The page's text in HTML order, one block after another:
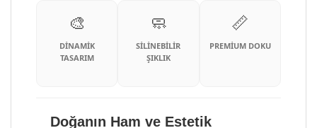
🎨
DİNAMİK
TASARIM
🧼
SİLİNEBİLİR
ŞIKLIK
📏
PREMİUM DOKU
Doğanın Ham ve Estetik